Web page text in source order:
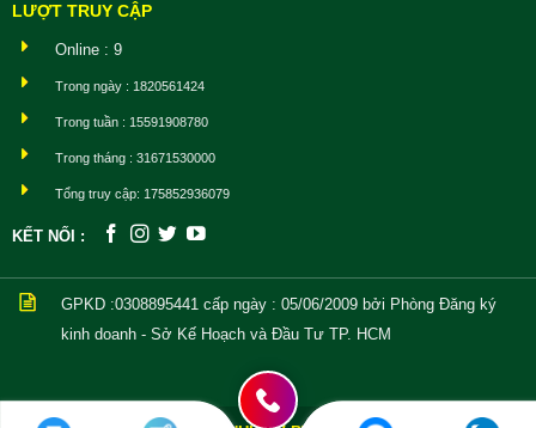
LƯỢT TRUY CẬP
Online : 9
Trong ngày : 1820561424
Trong tuần : 15591908780
Trong tháng : 31671530000
Tổng truy cập: 175852936079
KẾT NỐI :
GPKD :0308895441 cấp ngày : 05/06/2009 bởi Phòng Đăng ký
kinh doanh - Sở Kế Hoạch và Đầu Tư TP. HCM